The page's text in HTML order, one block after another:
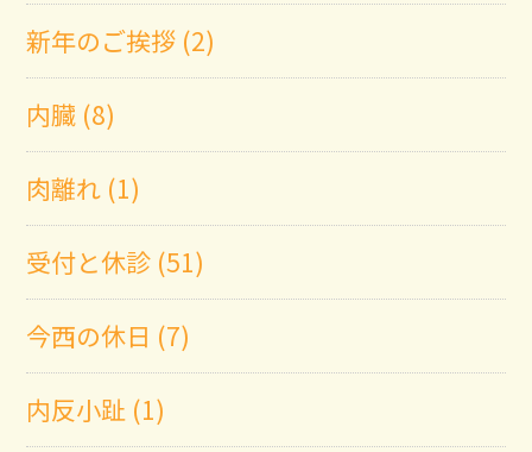
新年のご挨拶 (2)
内臓 (8)
肉離れ (1)
受付と休診 (51)
今西の休日 (7)
内反小趾 (1)